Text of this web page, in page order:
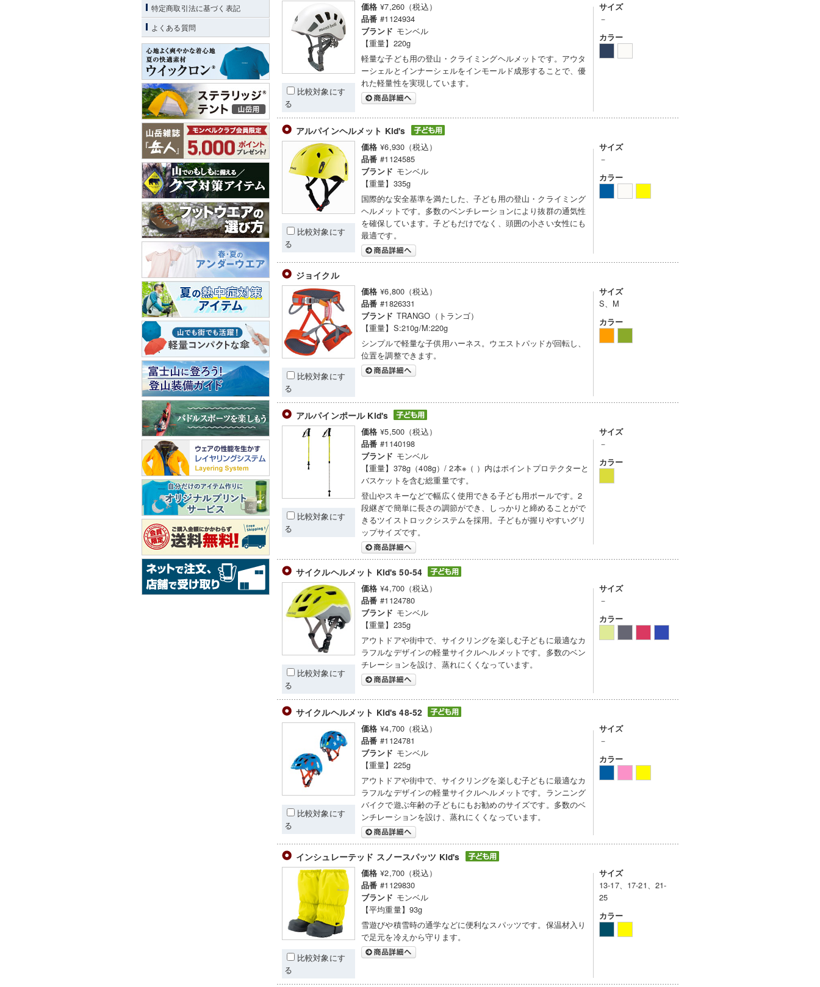
比較対象にす
る
価格 ¥7,260（税込）
品番 #1124934
ブランド モンベル
【重量】220g
軽量な子ども用の登山・クライミングヘルメットです。アウタ
ーシェルとインナーシェルをインモールド成形することで、優
れた軽量性を実現しています。
サイズ
－
カラー
アルパインヘルメット Kid's
比較対象にす
る
価格 ¥6,930（税込）
品番 #1124585
ブランド モンベル
【重量】335g
国際的な安全基準を満たした、子ども用の登山・クライミング
ヘルメットです。多数のベンチレーションにより抜群の通気性
を確保しています。子どもだけでなく、頭囲の小さい女性にも
最適です。
サイズ
－
カラー
ジョイクル
比較対象にす
る
価格 ¥6,800（税込）
品番 #1826331
ブランド TRANGO（トランゴ）
【重量】S:210g/M:220g
シンプルで軽量な子供用ハーネス。ウエストパッドが回転し、
位置を調整できます。
サイズ
S、M
カラー
アルパインポール Kid's
比較対象にす
る
価格 ¥5,500（税込）
品番 #1140198
ブランド モンベル
【重量】378g（408g）/ 2本※（ ）内はポイントプロテクターと
バスケットを含む総重量です。
登山やスキーなどで幅広く使用できる子ども用ポールです。2
段継ぎで簡単に長さの調節ができ、しっかりと締めることがで
きるツイストロックシステムを採用。子どもが握りやすいグリ
ップサイズです。
サイズ
－
カラー
サイクルヘルメット Kid's 50-54
比較対象にす
る
価格 ¥4,700（税込）
品番 #1124780
ブランド モンベル
【重量】235g
アウトドアや街中で、サイクリングを楽しむ子どもに最適なカ
ラフルなデザインの軽量サイクルヘルメットです。多数のベン
チレーションを設け、蒸れにくくなっています。
サイズ
－
カラー
サイクルヘルメット Kid's 48-52
比較対象にす
る
価格 ¥4,700（税込）
品番 #1124781
ブランド モンベル
【重量】225g
アウトドアや街中で、サイクリングを楽しむ子どもに最適なカ
ラフルなデザインの軽量サイクルヘルメットです。ランニング
バイクで遊ぶ年齢の子どもにもお勧めのサイズです。多数のベ
ンチレーションを設け、蒸れにくくなっています。
サイズ
－
カラー
インシュレーテッド スノースパッツ Kid's
比較対象にす
る
価格 ¥2,700（税込）
品番 #1129830
ブランド モンベル
【平均重量】93g
雪遊びや積雪時の通学などに便利なスパッツです。保温材入り
で足元を冷えから守ります。
サイズ
13-17、17-21、21-
25
カラー
特定商取引法に基づく表記
よくある質問